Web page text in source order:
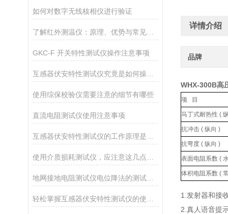
如何对数字无线核相仪进行验证
了解红外测温仪：原理、优势与常见应用场景
GKC-F 开关特性测试仪操作注意事项
使用综保校验仪需要注意的细节有哪些
直流电阻测试仪使用注意事项
详情介绍
品牌
WHX-300B高
项 目
马丁式耐热性 (
抗冲击 ( 纵向 )
抗弯度 ( 纵向 )
表面电阻系数 (
体积电阻系数 (
1.发射器和接
2.真人语音提